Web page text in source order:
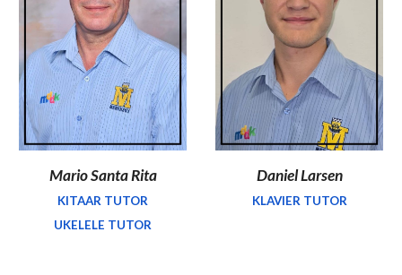
Mario Santa Rita
KITAAR TUTOR
UKELELE TUTOR
Daniel Larsen
KLAVIER TUTOR